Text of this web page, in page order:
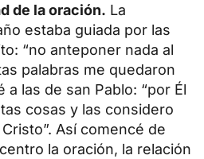
de la oración. La
estaba guiada por las
“no anteponer nada al
palabras me quedaron
a las de san Pablo: “por Él
cosas y las considero
Así comencé de
la oración, la relación